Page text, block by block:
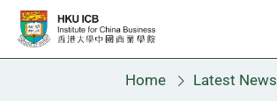
Skip to main content
Home Latest News